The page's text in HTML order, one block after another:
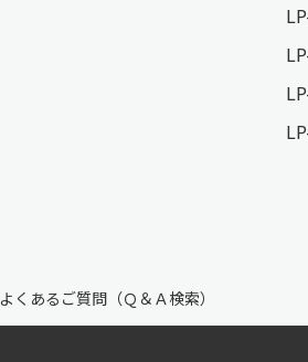
よくあるご質問（Ｑ＆Ａ検索）